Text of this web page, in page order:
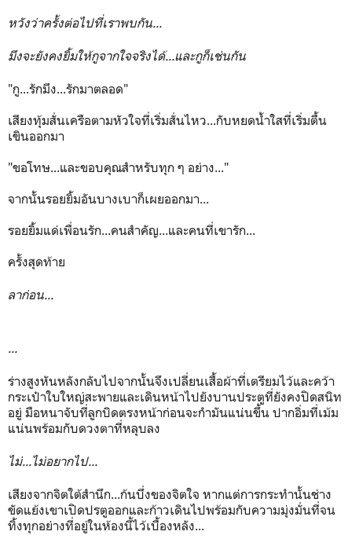
หวังว่าครั้งต่อไปที่เราพบกัน...
มึงจะยังคงยิ้มให้กูจากใจจริงได้...และกูก็เช่นกัน
"กู...รักมึง...รักมาตลอด"
เสียงทุ้มสั่นเครือตามหัวใจที่เริ่มสั่นไหว...กับหยดน้ำใสที่เริ่มตื้น
เขินออกมา
"ขอโทษ...และขอบคุณสำหรับทุก ๆ อย่าง..."
จากนั้นรอยยิ้มอันบางเบาก็เผยออกมา...
รอยยิ้มแด่เพื่อนรัก...คนสำคัญ...และคนที่เขารัก...
ครั้งสุดท้าย
ลาก่อน...
...
ร่างสูงหันหลังกลับไปจากนั้นจึงเปลี่ยนเสื้อผ้าที่เตรียมไว้และคว้า
กระเป๋าใบใหญ่สะพายและเดินหน้าไปยังบานประตูที่ยังคงปิดสนิท
อยู่ มือหนาจับที่ลูกบิดตรงหน้าก่อนจะกำมันแน่นขึ้น ปากอิ่มที่เม้ม
แน่นพร้อมกับดวงตาที่หลุบลง
ไม่...ไม่อยากไป...
เสียงจากจิตใต้สำนึก...ก้นบึ่งของจิตใจ หากแต่การกระทำนั้นช่าง
ขัดแย้งเขาเปิดปรตูออกและก้าวเดินไปพร้อมกับความมุ่งมั่นที่จน
ทิ้งทุกอย่างที่อยู่ในห้องนี้ไว้เบื้องหลัง...